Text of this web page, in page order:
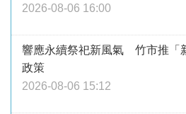
2026-08-06 16:00
響應永續祭祀新風氣 竹市推「
政策
2026-08-06 15:12